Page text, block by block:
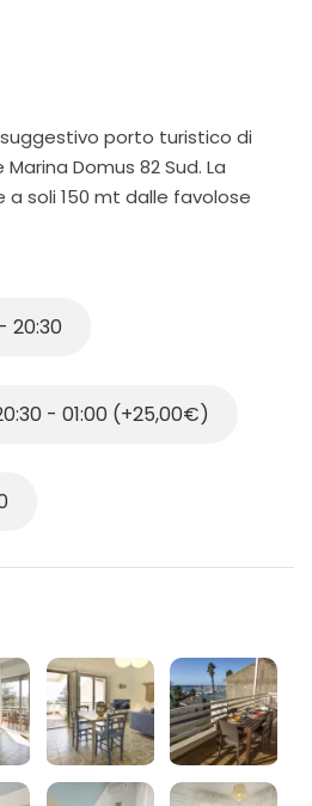
porto turistico di
Domus 82 Sud. La
soli 150 mt dalle favolose
Abruzzi.
e ristoranti.
soggiorno/cucina spazioso e
dove si può tranquillamente
una magnifica vista
20:30
- 01:00 (+25,00€)